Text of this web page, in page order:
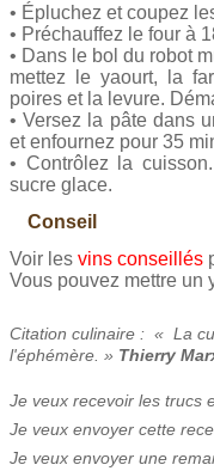
• Épluchez et coupez
• Préchauffez le four à
• Dans le bol du robot
mettez le yaourt, la
poires et la levure.
• Versez la pâte dans
et enfournez pour 35
• Contrôlez la
sucre glace.
Conseil
Voir les vins conseillés
Vous pouvez mettre un
Citation culinaire : « La
l'éphémère. » Thierry
Je veux recevoir les trucs
Je veux envoyer cette
Je veux envoyer une